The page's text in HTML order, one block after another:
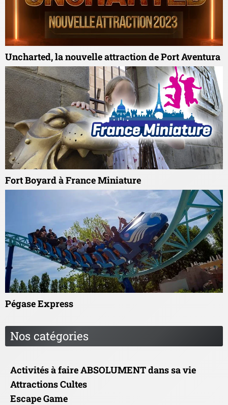
Uncharted, la nouvelle attraction de Port Aventura
Fort Boyard à France Miniature
Pégase Express
Nos catégories
Activités à faire ABSOLUMENT dans sa vie
Attractions Cultes
Escape Game